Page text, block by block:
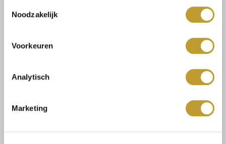
Noodzakelijk
Voorkeuren
Analytisch
Marketing
Verzenden & retourneren